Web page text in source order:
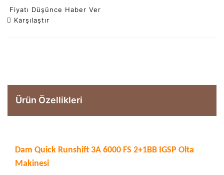
Fiyatı Düşünce Haber Ver
Karşılaştır
Ürün Özellikleri
Dam Quick Runshift 3A 6000 FS 2+1BB IGSP Olta
Makinesi